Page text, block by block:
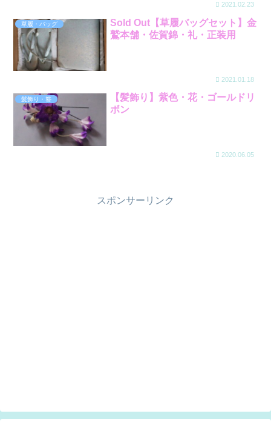
2021.02.23
草履・バッグ
Sold Out【草履バッグセット】金
鷲本舗・佐賀錦・礼・正装用
2021.01.18
髪飾り・簪
【髪飾り】紫色・花・ゴールドリ
ボン
2020.06.05
スポンサーリンク